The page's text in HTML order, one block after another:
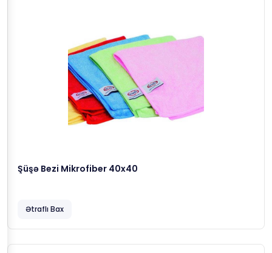
Şüşə Bezi Mikrofiber 40x40
Ətraflı Bax